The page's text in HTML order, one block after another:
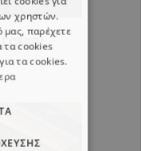
χρηστών.
μας, παρέχετε
τα cookies
τα cookies.